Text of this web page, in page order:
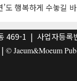
도 행복하게 수놓길
469-1 | 사업자등
© Jaeum&Moeum